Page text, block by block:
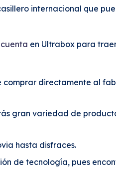
internacional que
en Ultrabox para
comprar directamente al
gran variedad de
hasta disfraces.
de tecnología, pues